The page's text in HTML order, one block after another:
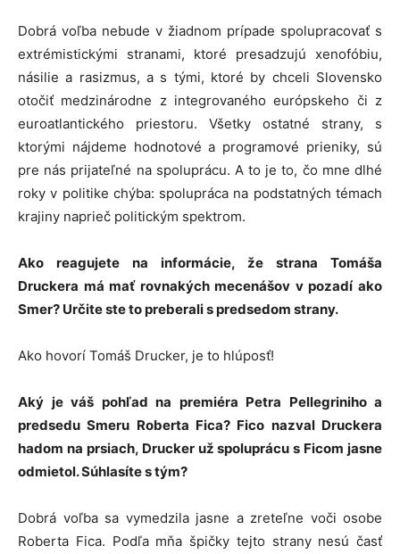
Dobrá voľba nebude v žiadnom prípade spolupracovať s
extrémistickými stranami, ktoré presadzujú xenofóbiu,
násilie a rasizmus, a s tými, ktoré by chceli Slovensko
otočiť medzinárodne z integrovaného európskeho či z
euroatlantického priestoru. Všetky ostatné strany, s
ktorými nájdeme hodnotové a programové prieniky, sú
pre nás prijateľné na spoluprácu. A to je to, čo mne dlhé
roky v politike chýba: spolupráca na podstatných témach
krajiny naprieč politickým spektrom.
Ako reagujete na informácie, že strana Tomáša
Druckera má mať rovnakých mecenášov v pozadí ako
Smer? Určite ste to preberali s predsedom strany.
Ako hovorí Tomáš Drucker, je to hlúposť!
Aký je váš pohľad na premiéra Petra Pellegriniho a
predsedu Smeru Roberta Fica? Fico nazval Druckera
hadom na prsiach, Drucker už spoluprácu s Ficom jasne
odmietol. Súhlasíte s tým?
Dobrá voľba sa vymedzila jasne a zreteľne voči osobe
Roberta Fica. Podľa mňa špičky tejto strany nesú časť